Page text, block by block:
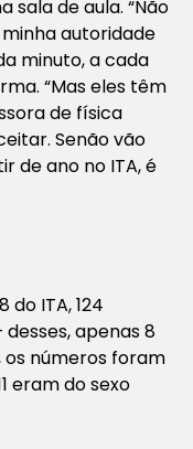
sala de aula. “Não
minha autoridade
minuto, a cada
“Mas eles têm
de física
Senão vão
de ano no ITA, é
do ITA, 124
apenas 8
números foram
eram do sexo